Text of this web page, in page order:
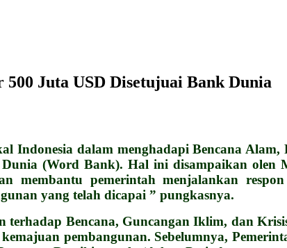
500 Juta USD Disetujuai Bank Dunia
dalam menghadapi Bencana Alam,
(Word Bank). Hal ini disampaikan
membantu pemerintah menjalankan
yang telah dicapai ” pungkasnya.
Bencana, Guncangan Iklim, dan
pembangunan. Sebelumnya,